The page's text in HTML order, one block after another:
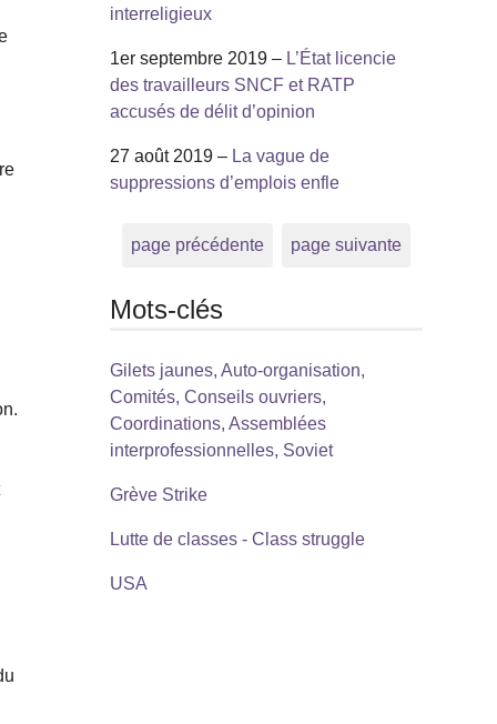
interreligieux
1er septembre 2019 – L’État licencie
des travailleurs SNCF et RATP
accusés de délit d’opinion
27 août 2019 – La vague de
suppressions d’emplois enfle
page précédente page suivante
Mots-clés
Gilets jaunes, Auto-organisation,
Comités, Conseils ouvriers,
Coordinations, Assemblées
interprofessionnelles, Soviet
Grève Strike
Lutte de classes - Class struggle
USA